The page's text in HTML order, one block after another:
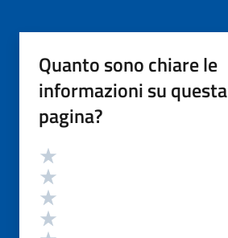
Quanto sono chiare le
informazioni su questa
pagina?
Valutazione